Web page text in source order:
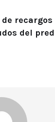
recargos
del